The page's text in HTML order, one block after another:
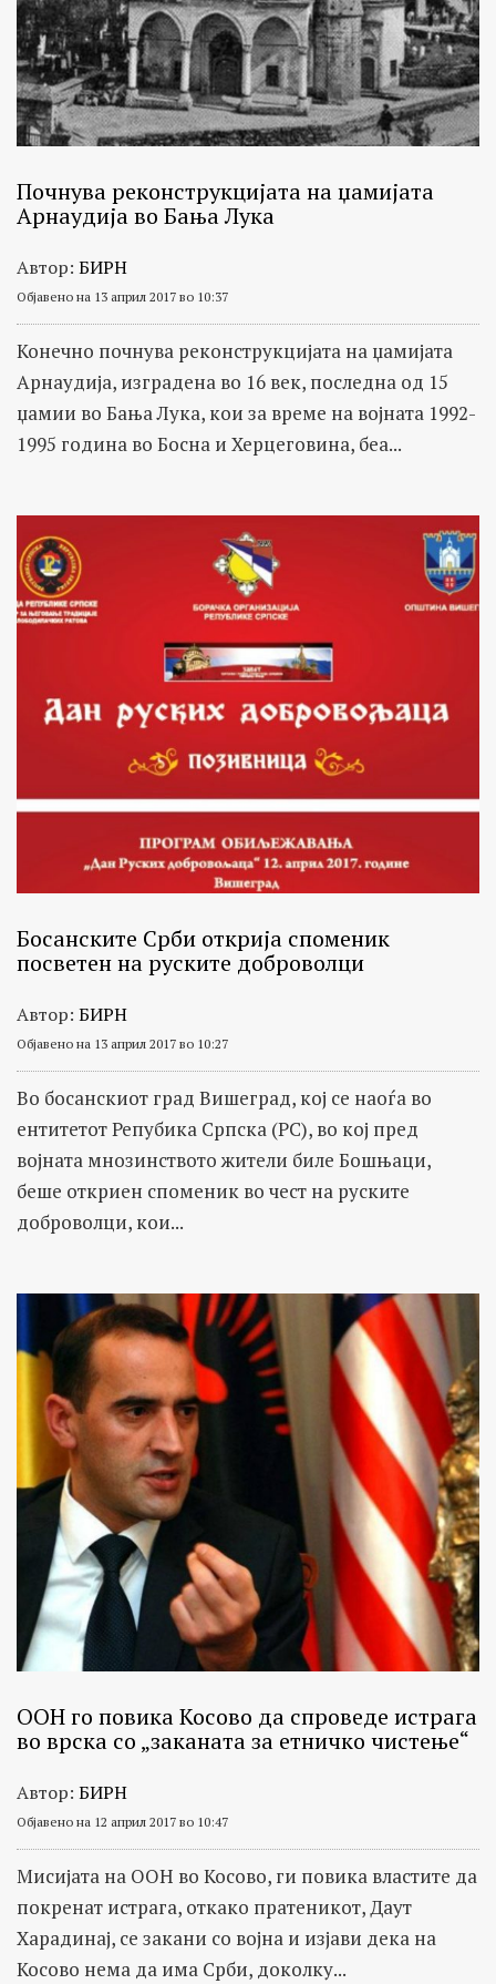
Почнува реконструкцијата на џамијата
Арнаудија во Бања Лука
Автор: БИРН
Објавено на 13 април 2017 во 10:37
Конечно почнува реконструкцијата на џамијата
Арнаудија, изградена во 16 век, последна од 15
џамии во Бања Лука, кои за време на војната 1992-
1995 година во Босна и Херцеговина, беа...
Босанските Срби открија споменик
посветен на руските доброволци
Автор: БИРН
Објавено на 13 април 2017 во 10:27
Во босанскиот град Вишеград, кој се наоѓа во
ентитетот Репубика Српска (РС), во кој пред
војната мнозинството жители биле Бошњаци,
беше откриен споменик во чест на руските
доброволци, кои...
ООН го повика Косово да спроведе истрага
во врска со „заканата за етничко чистење“
Автор: БИРН
Објавено на 12 април 2017 во 10:47
Мисијата на ООН во Косово, ги повика властите да
покренат истрага, откако пратеникот, Даут
Харадинај, се закани со војна и изјави дека на
Косово нема да има Срби, доколку...